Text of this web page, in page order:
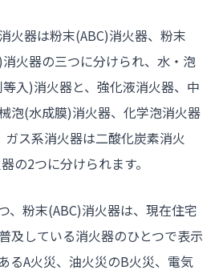
火器は粉末(ABC)消火器、粉末
火器の三つに分けられ、水・泡
入)消火器と、強化液消火器、中
泡(水成膜)消火器、化学泡消火器
ス系消火器は二酸化炭素消火
の2つに分けられます。
、粉末(ABC)消火器は、現在住宅
及している消火器のひとつで表示
るA火災、油火災のB火災、電気